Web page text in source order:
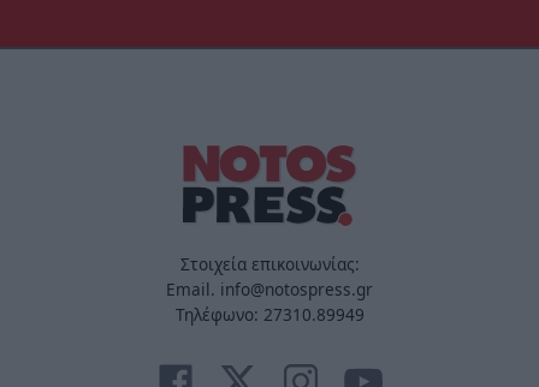
Στοιχεία επικοινωνίας:
Email. info@notospress.gr
Τηλέφωνο: 27310.89949